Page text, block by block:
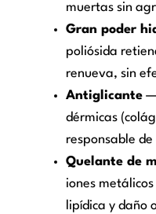
muertas sin
Gran poder
poliósida
renueva, sin
Antiglicante —
dérmicas
responsable
Quelante de
iones
lipídica y daño